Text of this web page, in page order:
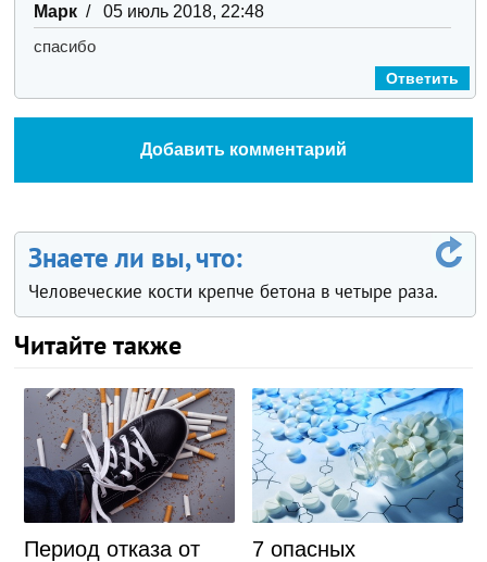
Марк/ 05 июль 2018, 22:48
спасибо
Ответить
Добавить комментарий
Знаете ли вы, что:
Человеческие кости крепче бетона в четыре раза.
Читайте также
Период отказа от
7 опасных